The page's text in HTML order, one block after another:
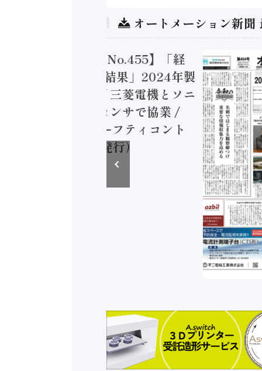
オートメーション新
トメーション新聞 No.455】「経
実態調査二次集計結果」2024年製
加価値額86兆円 / 三菱電機とソニ
コン AIビジョンセンサで協業 /
安全に動かすセーフティコント
（2026年8月5日発行）